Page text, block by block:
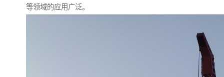
等领域的应用广泛。